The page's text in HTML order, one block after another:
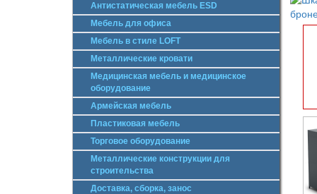
Антистатическая мебель ESD
Мебель для офиса
Мебель в стиле LOFT
Металлические кровати
Медицинская мебель и медицинское
оборудование
Армейская мебель
Пластиковая мебель
Торговое оборудование
Металлические конструкции для
строительства
Доставка, сборка, занос